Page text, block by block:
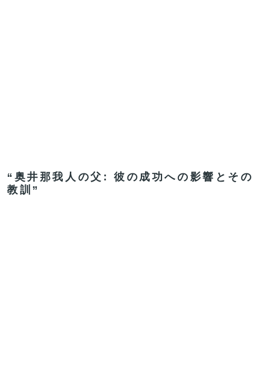
“奥井那我人の父: 彼の成功への影響とその
教訓”